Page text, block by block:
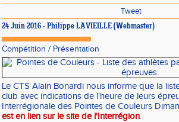
Tweet
24 Juin 2016 - Philippe LAVIEILLE (Webmaster)
Compétition / Présentation
Le CTS Alain Bonardi nous informe que la
club avec indications de l'heure de leurs
Interrégionale des Pointes de Couleurs
est en lien sur le site de l'Interrégion.